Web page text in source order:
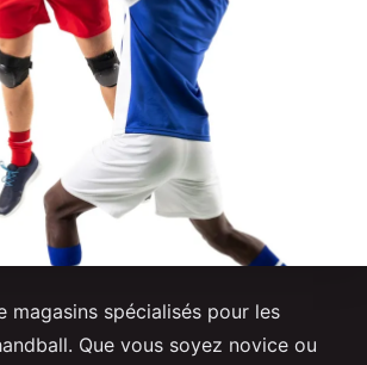
magasins spécialisés pour les
Que vous soyez novice ou